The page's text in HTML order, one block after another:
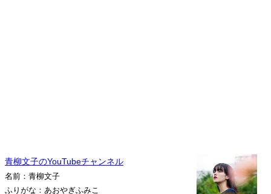
青柳文子のYouTubeチャンネル
名前：青柳文子
ふりがな：あおやぎふみこ